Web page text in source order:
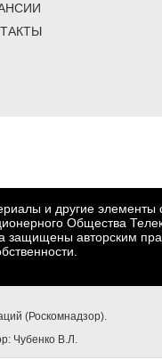
и другие элементы
Общества
защищены авторским
(Роскомнадзор).
Чубенко В.Л.